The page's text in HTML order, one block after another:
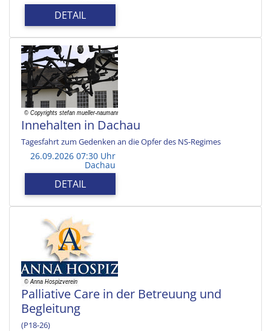
DETAIL
Innehalten in Dachau
Tagesfahrt zum Gedenken an die Opfer des NS-Regimes
26.09.2026 07:30 Uhr
Dachau
DETAIL
Palliative Care in der Betreuung und
Begleitung
(P18-26)